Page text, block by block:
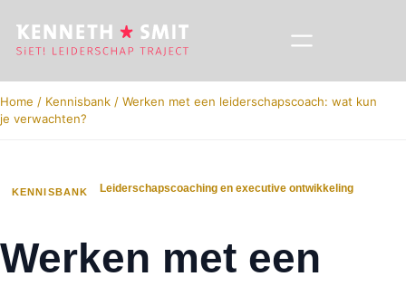
Home / Kennisbank / Werken met een leiderschapscoach: wat kun
je verwachten?
KENNISBANK Leiderschapscoaching en executive ontwikkeling
Werken met een